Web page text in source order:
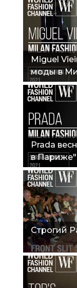
Miguel
моды в
Prada
в Париже"
Строгий